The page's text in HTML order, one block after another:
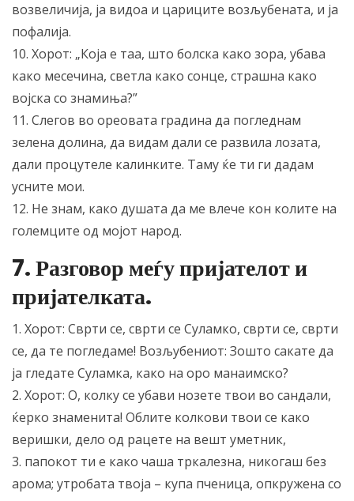
возвеличија, ја видоа и цариците возљубената, и ја
пофалија.
10. Хорот: „Која е таа, што болска како зора, убава
како месечина, светла како сонце, страшна како
војска со знамиња?”
11. Слегов во ореовата градина да погледнам
зелена долина, да видам дали се развила лозата,
дали процутеле калинките. Таму ќе ти ги дадам
усните мои.
12. Не знам, како душата да ме влече кон колите на
големците од мојот народ.
7. Разговор меѓу пријателот и
пријателката.
1. Хорот: Сврти се, сврти се Суламко, сврти се, сврти
се, да те погледаме! Возљубениот: Зошто сакате да
ја гледате Суламка, како на оро манаимско?
2. Хорот: О, колку се убави нозете твои во сандали,
ќерко знаменита! Облите колкови твои се како
веришки, дело од рацете на вешт уметник,
3. папокот ти е како чаша тркалезна, никогаш без
арома; утробата твоја – купа пченица, опкружена со